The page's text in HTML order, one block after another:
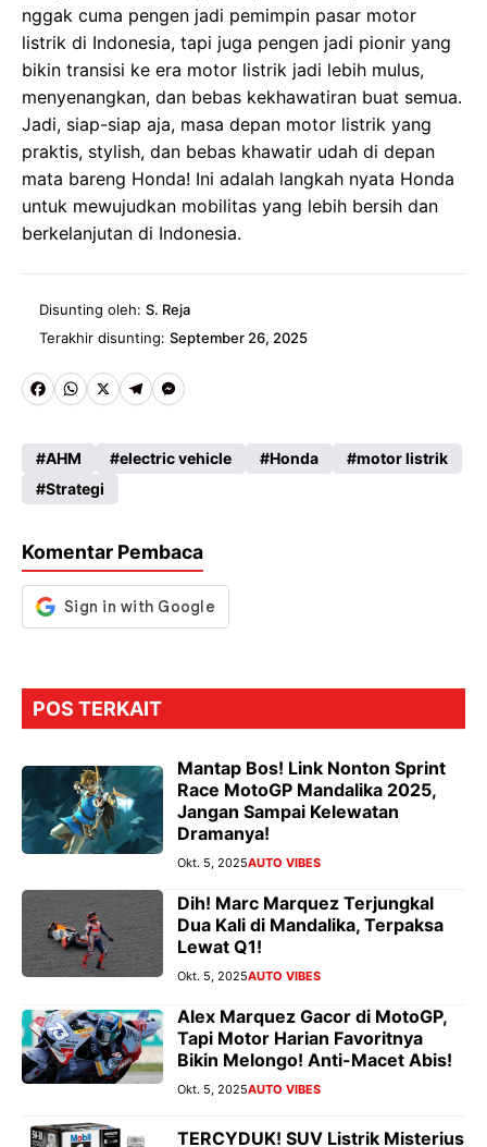
nggak cuma pengen jadi pemimpin pasar motor
listrik di Indonesia, tapi juga pengen jadi pionir yang
bikin transisi ke era motor listrik jadi lebih mulus,
menyenangkan, dan bebas kekhawatiran buat semua.
Jadi, siap-siap aja, masa depan motor listrik yang
praktis, stylish, dan bebas khawatir udah di depan
mata bareng Honda! Ini adalah langkah nyata Honda
untuk mewujudkan mobilitas yang lebih bersih dan
berkelanjutan di Indonesia.
Disunting oleh: S. Reja
Terakhir disunting: September 26, 2025
Fa
b
o
k
W
ts
A
p
X
Te
gr
M
se
er
AHM electric vehicle Honda
motor listrik
Strategi
Komentar Pembaca
POS TERKAIT
Mantap Bos! Link Nonton Sprint
Race MotoGP Mandalika 2025,
Jangan Sampai Kelewatan
Dramanya!
Okt. 5, 2025AUTO VIBES
Dih! Marc Marquez Terjungkal
Dua Kali di Mandalika, Terpaksa
Lewat Q1!
Okt. 5, 2025AUTO VIBES
Alex Marquez Gacor di MotoGP,
Tapi Motor Harian Favoritnya
Bikin Melongo! Anti-Macet Abis!
Okt. 5, 2025AUTO VIBES
TERCYDUK! SUV Listrik Misterius